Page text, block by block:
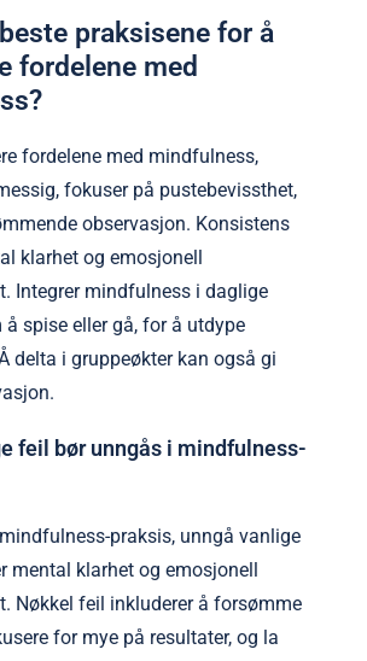
praksisene for å
fordelene med
fordelene med mindfulness,
fokuser på pustebevissthet,
observasjon. Konsistens
klarhet og emosjonell
Integrer mindfulness i daglige
å spise eller gå, for å utdype
delta i gruppeøkter kan også gi
feil bør unngås i mindfulness-
praksis, unngå vanlige
mental klarhet og emosjonell
Nøkkel feil inkluderer å forsømme
for mye på resultater, og la